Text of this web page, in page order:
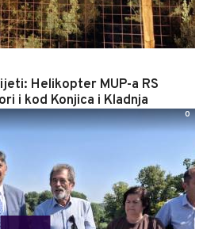
Helikopter MUP-a RS
i kod Konjica i Kladnja
0